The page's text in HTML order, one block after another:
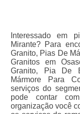
Interessado em
Mirante? Para
Granito, Pias De
Granitos em
Granito, Pia De
Mármore Para
serviços do
pode contar
organização você